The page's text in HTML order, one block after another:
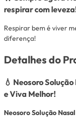
respirar com
Respirar bem é viver
diferença!
Detalhes do
💧 Neosoro
e Viva Melhor!
Neosoro Solução